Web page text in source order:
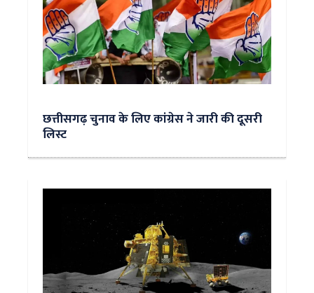
छत्तीसगढ़ चुनाव के लिए कांग्रेस ने जारी की दूसरी
लिस्ट